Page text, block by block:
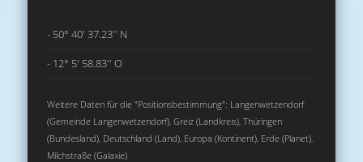
- 50° 40' 37.23'' N
- 12° 5' 58.83'' O
Weitere Daten für die "Positionsbestimmung": Langenwetzendorf
(Gemeinde Langenwetzendorf), Greiz (Landkreis), Thüringen
(Bundesland), Deutschland (Land), Europa (Kontinent), Erde (Planet),
Milchstraße (Galaxie)